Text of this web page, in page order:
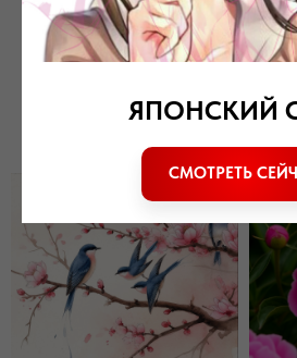
освободиться от
обыденности.
ПОДЕЛИТЬСЯ СТАТЬЕЙ
ЯПОНСКИЙ
СМОТРЕТЬ